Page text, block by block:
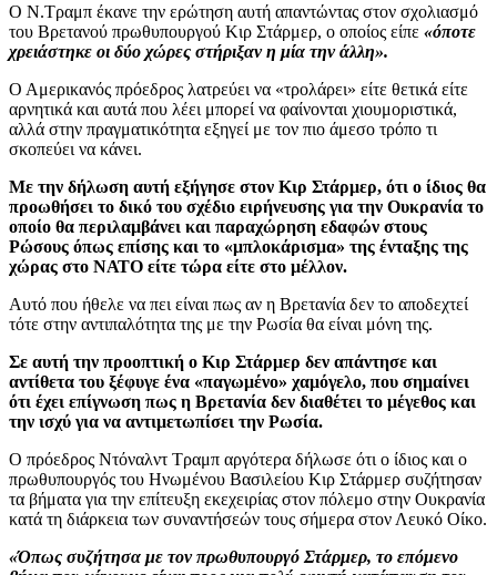
Ο Ν.Τραμπ έκανε την ερώτηση αυτή απαντώντας στον σχολιασμό
του Βρετανού πρωθυπουργού Κιρ Στάρμερ, ο οποίος είπε «όποτε
χρειάστηκε οι δύο χώρες στήριξαν η μία την άλλη».
Ο Αμερικανός πρόεδρος λατρεύει να «τρολάρει» είτε θετικά είτε
αρνητικά και αυτά που λέει μπορεί να φαίνονται χιουμοριστικά,
αλλά στην πραγματικότητα εξηγεί με τον πιο άμεσο τρόπο τι
σκοπεύει να κάνει.
Με την δήλωση αυτή εξήγησε στον Κιρ Στάρμερ, ότι ο ίδιος θα
προωθήσει το δικό του σχέδιο ειρήνευσης για την Ουκρανία το
οποίο θα περιλαμβάνει και παραχώρηση εδαφών στους
Ρώσους όπως επίσης και το «μπλοκάρισμα» της ένταξης της
χώρας στο ΝΑΤΟ είτε τώρα είτε στο μέλλον.
Αυτό που ήθελε να πει είναι πως αν η Βρετανία δεν το αποδεχτεί
τότε στην αντιπαλότητα της με την Ρωσία θα είναι μόνη της.
Σε αυτή την προοπτική ο Κιρ Στάρμερ δεν απάντησε και
αντίθετα του ξέφυγε ένα «παγωμένο» χαμόγελο, που σημαίνει
ότι έχει επίγνωση πως η Βρετανία δεν διαθέτει το μέγεθος και
την ισχύ για να αντιμετωπίσει την Ρωσία.
Ο πρόεδρος Ντόναλντ Τραμπ αργότερα δήλωσε ότι ο ίδιος και ο
πρωθυπουργός του Ηνωμένου Βασιλείου Κιρ Στάρμερ συζήτησαν
τα βήματα για την επίτευξη εκεχειρίας στον πόλεμο στην Ουκρανία
κατά τη διάρκεια των συναντήσεών τους σήμερα στον Λευκό Οίκο.
«Όπως συζήτησα με τον πρωθυπουργό Στάρμερ, το επόμενο